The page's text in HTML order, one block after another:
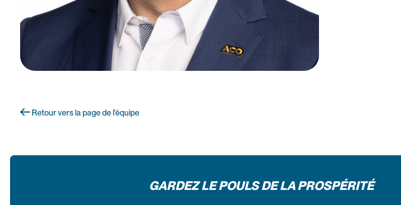
Retour vers la page de l'équipe
GARDEZ LE POULS DE LA PROSPÉRITÉ